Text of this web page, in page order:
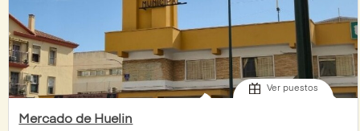
Ver puestos
Mercado de Huelin